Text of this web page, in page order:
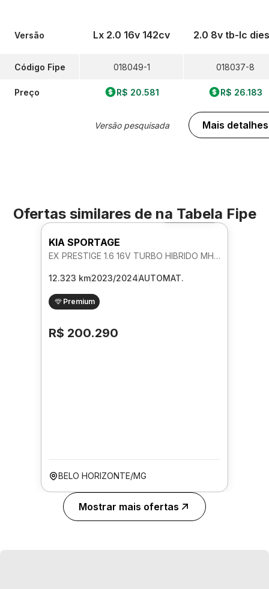
Versão
Código Fipe
Preço
Lx 2.0 16v 142cv
018049-1
R$ 20.581
Versão pesquisada
2.0 8v tb-Ic
018037-8
R$ 26.183
Mais detalhes
Ofertas similares de na Tabela Fipe
Foto 360º
KIA SPORTAGE
EX PRESTIGE 1.6 16V TURBO HIBRIDO MHEV AUTOMATICO
12.323 km2023/2024AUTOMAT.
Premium
R$ 200.290
BELO HORIZONTE/MG
Mostrar mais ofertas